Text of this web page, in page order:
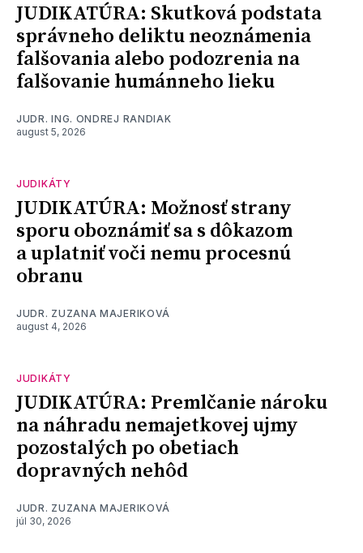
JUDIKATÚRA: Skutková podstata
správneho deliktu neoznámenia
falšovania alebo podozrenia na
falšovanie humánneho lieku
JUDR. ING. ONDREJ RANDIAK
august 5, 2026
JUDIKÁTY
JUDIKATÚRA: Možnosť strany
sporu oboznámiť sa s dôkazom
a uplatniť voči nemu procesnú
obranu
JUDR. ZUZANA MAJERIKOVÁ
august 4, 2026
JUDIKÁTY
JUDIKATÚRA: Premlčanie nároku
na náhradu nemajetkovej ujmy
pozostalých po obetiach
dopravných nehôd
JUDR. ZUZANA MAJERIKOVÁ
júl 30, 2026